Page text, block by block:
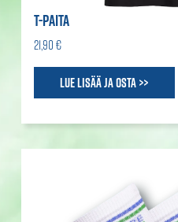
T-PAITA
21,90 €
Lue lisää ja osta >>